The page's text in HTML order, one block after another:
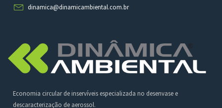
Economia circular de inservíveis especializada no desenvase e
descaracterização de aerossol.
dinamica@dinamicambiental.com.br